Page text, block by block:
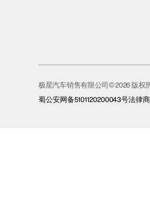
极星汽车销售有限公司© 2026 版权
蜀公安网备5101120200043号法律